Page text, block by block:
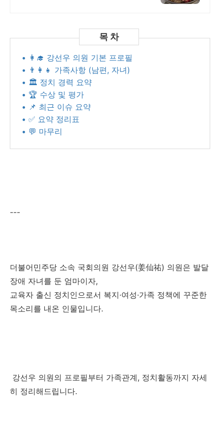
• 👩‍🎓 강선우 의원 기본 프로필
• 👨‍👩‍👧 가족사항 (남편, 자녀)
• 🏛️ 정치 경력 요약
• 🏆 수상 및 평가
• 📌 최근 이슈 요약
• ✅ 요약 정리표
• 💬 마무리
---
더불어민주당 소속 국회의원 강선우(姜仙祐) 의원은 발달
장애 자녀를 둔 엄마이자,
교육자 출신 정치인으로서 복지·여성·가족 정책에 꾸준한
목소리를 내온 인물입니다.
강선우 의원의 프로필부터 가족관계, 정치활동까지 자세
히 정리해드립니다.